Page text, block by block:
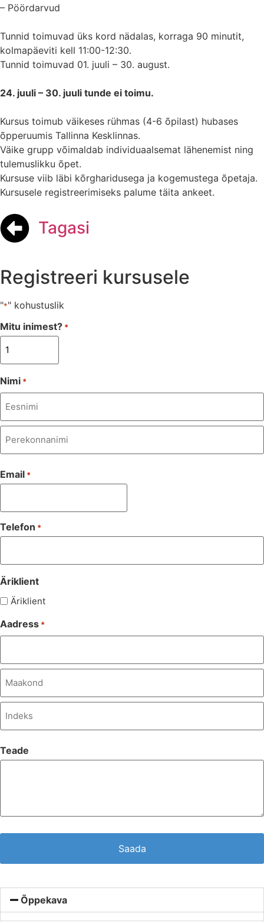
– Pöördarvud
Tunnid toimuvad üks kord nädalas, korraga 90 minutit,
kolmapäeviti kell 11:00-12:30.
Tunnid toimuvad 01. juuli – 30. august.
24. juuli – 30. juuli tunde ei toimu.
Kursus toimub väikeses rühmas (4-6 õpilast) hubases
õpperuumis Tallinna Kesklinnas.
Väike grupp võimaldab individuaalsemat lähenemist ning
tulemuslikku õpet.
Kursuse viib läbi kõrgharidusega ja kogemustega õpetaja.
Kursusele registreerimiseks palume täita ankeet.
Tagasi
Registreeri kursusele
"*" kohustuslik
Mitu inimest? *
Nimi *
Email *
Telefon *
Äriklient
Äriklient
Aadress *
Teade
Õppekava